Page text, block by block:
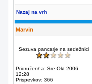
Nazaj na vrh
Marvin
Sezuva pancarje na sedežnici
Pridružen/-a: Sre Okt 2006
12:28
Prispevkov: 366